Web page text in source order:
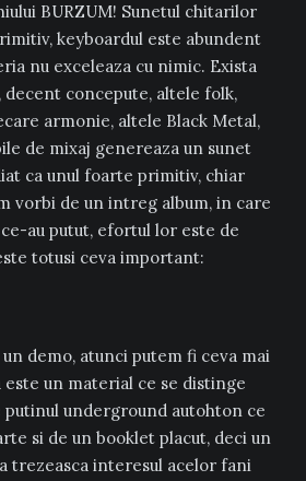
BURZUM! Sunetul chitarilor
keyboardul este abundent
nu exceleaza cu nimic. Exista
decent concepute, altele folk,
armonie, altele Black Metal,
de mixaj genereaza un sunet
ca unul foarte primitiv, chiar
vorbi de un intreg album, in care
au putut, efortul lor este de
totusi ceva important:
demo, atunci putem fi ceva mai
un material ce se distinge
underground autohton ce
si de un booklet placut, deci un
trezeasca interesul acelor fani